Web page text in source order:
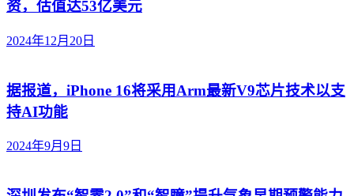
资，估值达53亿美元
2024年12月20日
据报道，iPhone 16将采用Arm最新V9芯片技术以支
持AI功能
2024年9月9日